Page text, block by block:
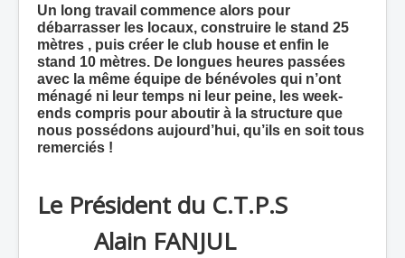
Un long travail commence alors pour
débarrasser les locaux, construire le stand 25
mètres , puis créer le club house et enfin le
stand 10 mètres. De longues heures passées
avec la même équipe de bénévoles qui n’ont
ménagé ni leur temps ni leur peine, les week-
ends compris pour aboutir à la structure que
nous possédons aujourd’hui, qu’ils en soit tous
remerciés !
Le Président du C.T.P.S
Alain FANJUL